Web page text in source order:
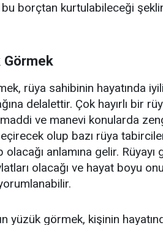
borçtan kurtulabileceği
Görmek
rüya sahibinin hayatında
delalettir. Çok hayırlı bir
ve manevi konularda
olup bazı rüya
olacağı anlamına gelir. Rüyayı
olacağı ve hayat boyu
yüzük görmek, kişinin